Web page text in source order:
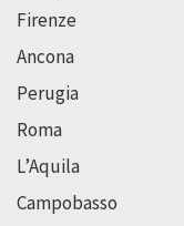
Firenze
Ancona
Perugia
Roma
L’Aquila
Campobasso